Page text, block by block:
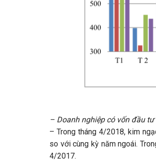
– Doanh nghiệp có vốn đầu
– Trong tháng 4/2018, kim
so với cùng kỳ năm ngoái.
4/2017.